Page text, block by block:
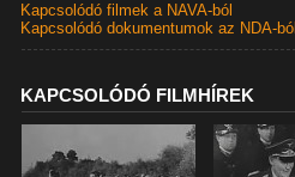
Kapcsolódó filmek a NAVA-ból
Kapcsolódó dokumentumok az NDA-ból
KAPCSOLÓDÓ FILMHÍREK